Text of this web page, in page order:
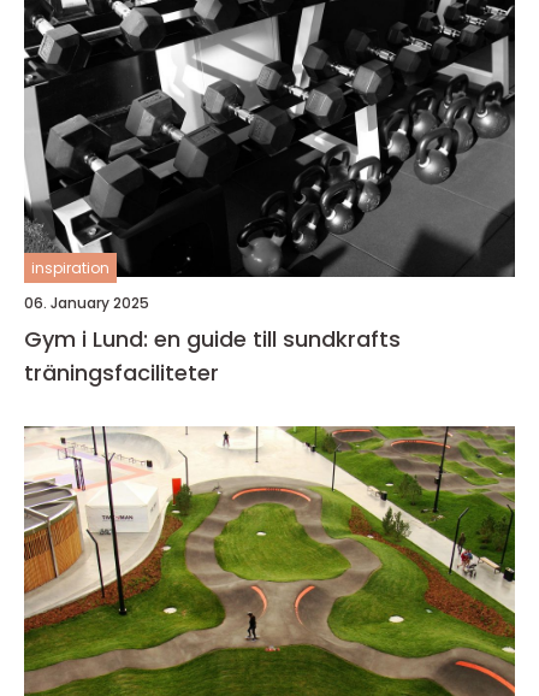
inspiration
06. January 2025
Gym i Lund: en guide till sundkrafts
träningsfaciliteter